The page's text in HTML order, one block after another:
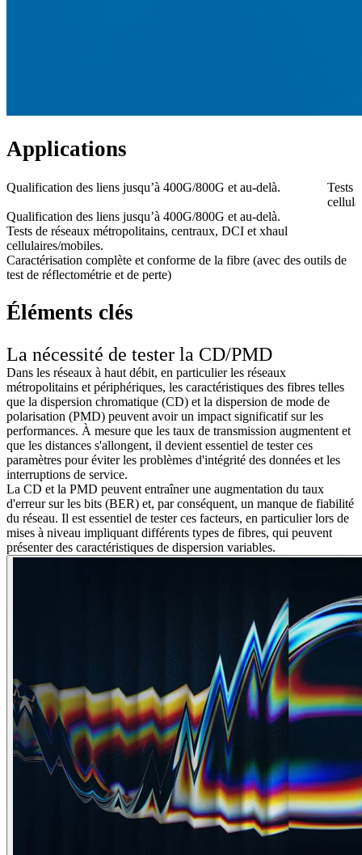
Applications
Qualification des liens jusqu’à 400G/800G et au-delà.
Tests
Qualification des liens jusqu’à 400G/800G et au-delà.
Tests de réseaux métropolitains, centraux, DCI et xhaul
cellulaires/mobiles.
Caractérisation complète et conforme de la fibre (avec des outils de
test de réflectométrie et de perte)
Éléments clés
La nécessité de tester la CD/PMD
Dans les réseaux à haut débit, en particulier les réseaux
métropolitains et périphériques, les caractéristiques des fibres telles
que la dispersion chromatique (CD) et la dispersion de mode de
polarisation (PMD) peuvent avoir un impact significatif sur les
performances. À mesure que les taux de transmission augmentent et
que les distances s'allongent, il devient essentiel de tester ces
paramètres pour éviter les problèmes d'intégrité des données et les
interruptions de service.
La CD et la PMD peuvent entraîner une augmentation du taux
d'erreur sur les bits (BER) et, par conséquent, un manque de fiabilité
du réseau. Il est essentiel de tester ces facteurs, en particulier lors de
mises à niveau impliquant différents types de fibres, qui peuvent
présenter des caractéristiques de dispersion variables.